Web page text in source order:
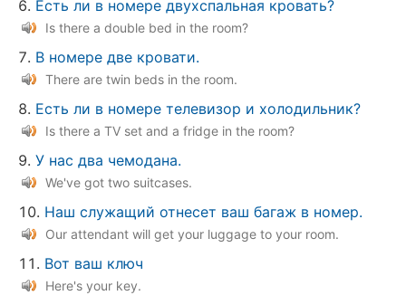
Есть ли в номере двухспальная кровать?
Is there a double bed in the room?
В номере две кровати.
There are twin beds in the room.
Есть ли в номере телевизор и холодильник?
Is there a TV set and a fridge in the room?
У нас два чемодана.
We've got two suitcases.
Наш служащий отнесет ваш багаж в номер.
Our attendant will get your luggage to your room.
Вот ваш ключ
Here's your key.